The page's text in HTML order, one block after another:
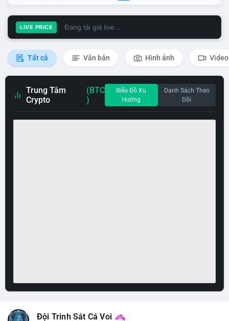
LIVE PRICE Đang tải giá live...
Tất cả Văn bản Hình ảnh Video
Trung Tâm
Crypto
(BTC
)
Biểu Đồ Xu
Hướng
Danh Sách Theo
Dõi
Đội Trinh Sát Cá Voi